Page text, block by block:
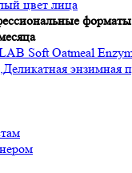
цвет лица
форматы
Soft Oatmeal
энзимная